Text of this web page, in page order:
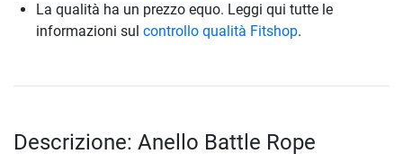
La qualità ha un prezzo equo. Leggi qui tutte le
informazioni sul controllo qualità Fitshop.
Descrizione: Anello Battle Rope